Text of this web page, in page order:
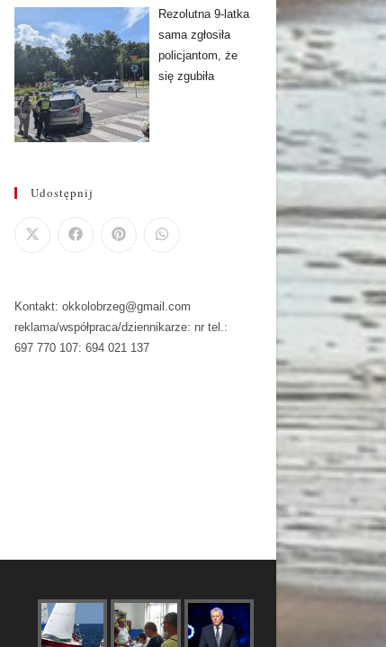
Rezolutna 9-latka
sama zgłosiła
policjantom, że
się zgubiła
Udostępnij
Kontakt: okkolobrzeg@gmail.com
reklama/współpraca/dziennikarze: nr tel.:
697 770 107: 694 021 137